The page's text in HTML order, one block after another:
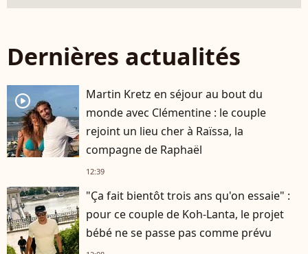
Dernières actualités
player2
Martin Kretz en séjour au bout du
monde avec Clémentine : le couple
rejoint un lieu cher à Raïssa, la
compagne de Raphaël
12:39
"Ça fait bientôt trois ans qu'on essaie" :
pour ce couple de Koh-Lanta, le projet
bébé ne se passe pas comme prévu